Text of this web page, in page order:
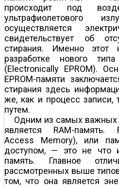
происходит под
ультрафиолетового
осуществляется
свидетельствует об
стирания. Именно этот
разработке нового
(Electronically EPROM).
EPROM-памяти
стирания здесь
же, как и процесс записи,
путем.
Одним из самых
является RAM-память.
Access Memory), или
доступом, — это не что
память. Главное
рассмотренных выше
том, что она является